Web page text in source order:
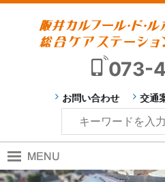
073-
お問い合わせ 交通